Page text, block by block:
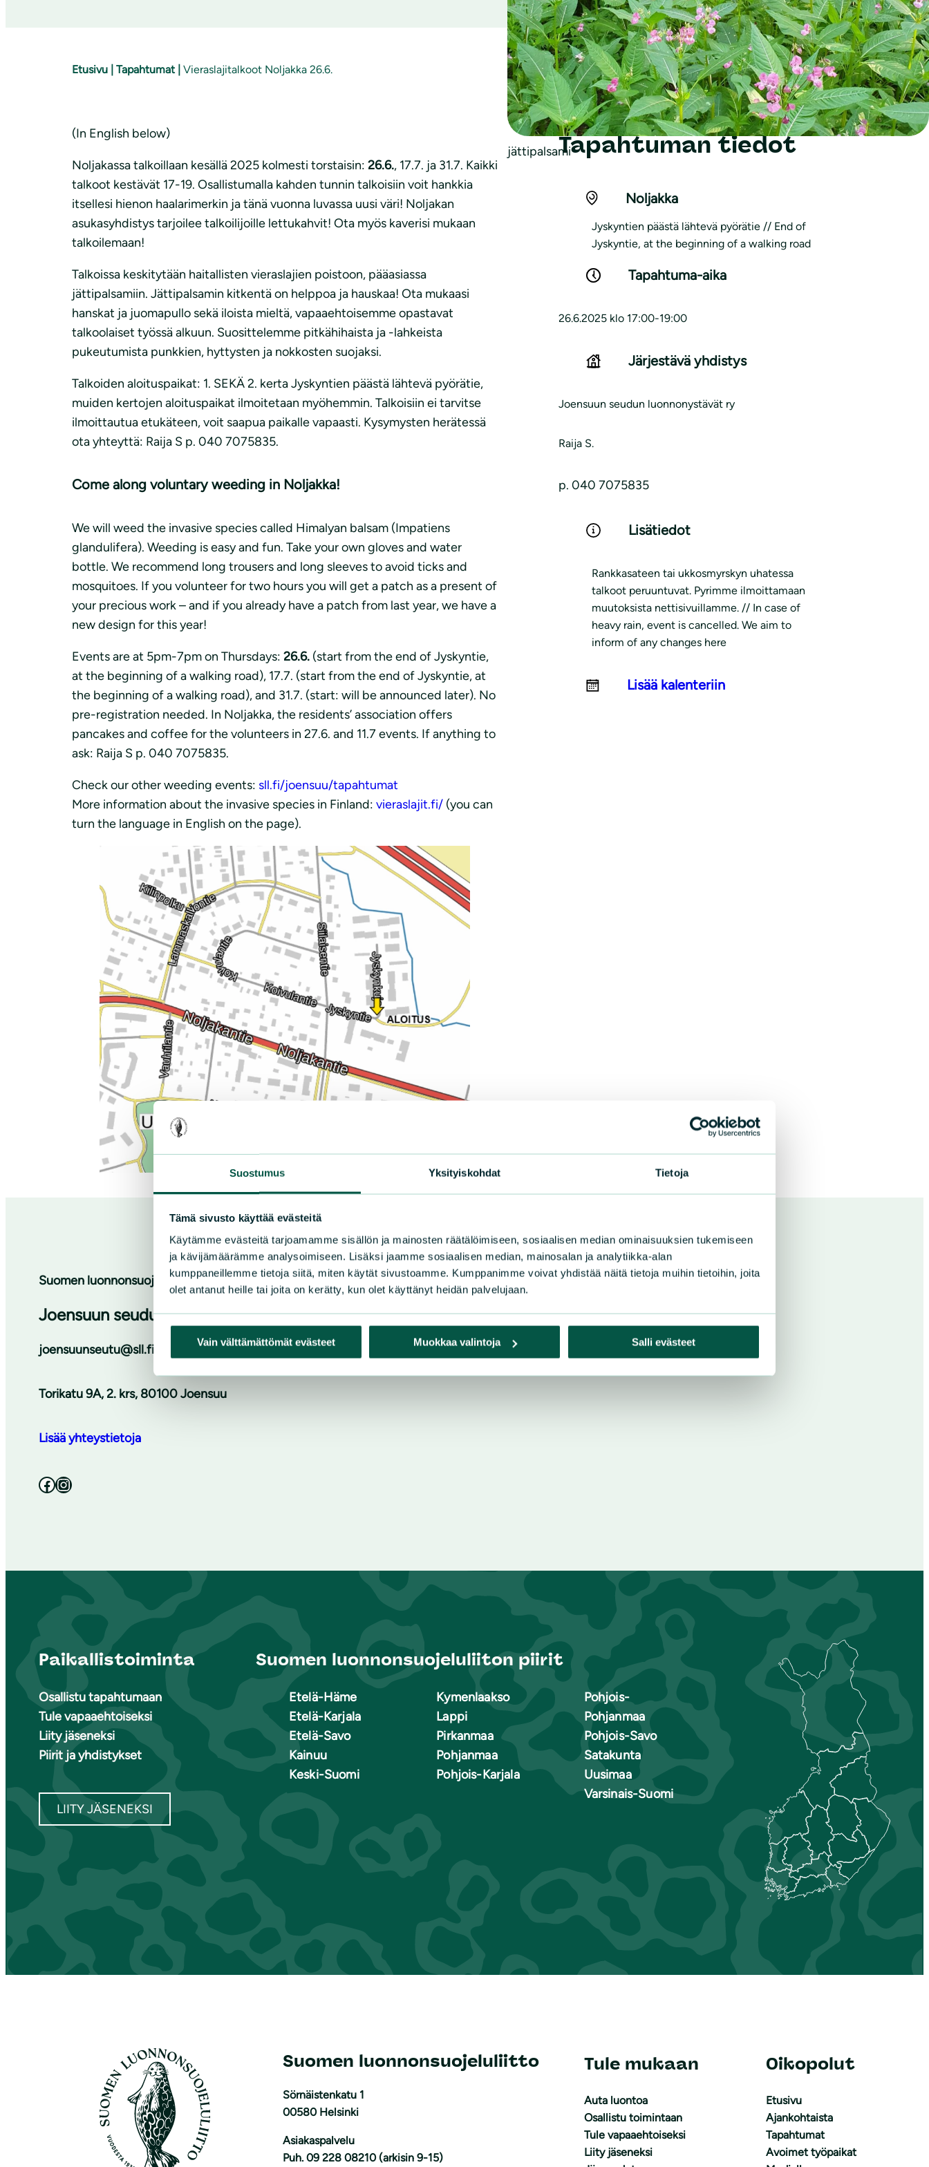
Suostumus Yksityiskohdat Tietoja
Tämä sivusto käyttää evästeitä
Käytämme evästeitä tarjoamamme sisällön ja mainosten räätälöimiseen, sosiaalisen median ominaisuuksien tukemiseen
ja kävijämäärämme analysoimiseen. Lisäksi jaamme sosiaalisen median, mainosalan ja analytiikka-alan
kumppaneillemme tietoja siitä, miten käytät sivustoamme. Kumppanimme voivat yhdistää näitä tietoja muihin tietoihin, joita
olet antanut heille tai joita on kerätty, kun olet käyttänyt heidän palvelujaan.
Vain välttämättömät evästeet Muokkaa valintoja Salli evästeet
jättipalsami
Etusivu Tapahtumat| Vieraslajitalkoot Noljakka 26.6.
(In English below)
Noljakassa talkoillaan kesällä 2025 kolmesti torstaisin: 26.6., 17.7. ja 31.7. Kaikki
talkoot kestävät 17-19. Osallistumalla kahden tunnin talkoisiin voit hankkia
itsellesi hienon haalarimerkin ja tänä vuonna luvassa uusi väri! Noljakan
asukasyhdistys tarjoilee talkoilijoille lettukahvit! Ota myös kaverisi mukaan
talkoilemaan!
Talkoissa keskitytään haitallisten vieraslajien poistoon, pääasiassa
jättipalsamiin. Jättipalsamin kitkentä on helppoa ja hauskaa! Ota mukaasi
hanskat ja juomapullo sekä iloista mieltä, vapaaehtoisemme opastavat
talkoolaiset työssä alkuun. Suosittelemme pitkähihaista ja -lahkeista
pukeutumista punkkien, hyttysten ja nokkosten suojaksi.
Talkoiden aloituspaikat: 1. SEKÄ 2. kerta Jyskyntien päästä lähtevä pyörätie,
muiden kertojen aloituspaikat ilmoitetaan myöhemmin. Talkoisiin ei tarvitse
ilmoittautua etukäteen, voit saapua paikalle vapaasti. Kysymysten herätessä
ota yhteyttä: Raija S p. 040 7075835.
Come along voluntary weeding in Noljakka!
We will weed the invasive species called Himalyan balsam (Impatiens
glandulifera). Weeding is easy and fun. Take your own gloves and water
bottle. We recommend long trousers and long sleeves to avoid ticks and
mosquitoes. If you volunteer for two hours you will get a patch as a present of
your precious work – and if you already have a patch from last year, we have a
new design for this year!
Events are at 5pm-7pm on Thursdays: 26.6. (start from the end of Jyskyntie,
at the beginning of a walking road), 17.7. (start from the end of Jyskyntie, at
the beginning of a walking road), and 31.7. (start: will be announced later). No
pre-registration needed. In Noljakka, the residents’ association offers
pancakes and coffee for the volunteers in 27.6. and 11.7 events. If anything to
ask: Raija S p. 040 7075835.
Check our other weeding events: sll.fi/joensuu/tapahtumat
More information about the invasive species in Finland: vieraslajit.fi/ (you can
turn the language in English on the page).
Tapahtuman tiedot
Noljakka
Jyskyntien päästä lähtevä pyörätie // End of
Jyskyntie, at the beginning of a walking road
Tapahtuma-aika
26.6.2025 klo 17:00-19:00
Järjestävä yhdistys
Joensuun seudun luonnonystävät ry
Raija S.
p. 040 7075835
Lisätiedot
Rankkasateen tai ukkosmyrskyn uhatessa
talkoot peruuntuvat. Pyrimme ilmoittamaan
muutoksista nettisivuillamme. // In case of
heavy rain, event is cancelled. We aim to
inform of any changes here
Lisää kalenteriin
Suomen luonnonsuojeluliiton Pohjois-Karjalan piiri
Joensuun seudun luonnonystävät ry
joensuunseutu@sll.fi
Torikatu 9A, 2. krs, 80100 Joensuu
Lisää yhteystietoja
Facebook Instagram
Paikallistoiminta
Osallistu tapahtumaan
Tule vapaaehtoiseksi
Liity jäseneksi
Piirit ja yhdistykset
LIITY JÄSENEKSI
Suomen luonnonsuojeluliiton piirit
Etelä-Häme
Etelä-Karjala
Etelä-Savo
Kainuu
Keski-Suomi
Kymenlaakso
Lappi
Pirkanmaa
Pohjanmaa
Pohjois-Karjala
Pohjois-
Pohjanmaa
Pohjois-Savo
Satakunta
Uusimaa
Varsinais-Suomi
Suomen luonnonsuojeluliitto
Sörnäistenkatu 1
00580 Helsinki
Asiakaspalvelu
Puh. 09 228 08210 (arkisin 9-15)
Tule mukaan
Auta luontoa
Osallistu toimintaan
Tule vapaaehtoiseksi
Liity jäseneksi
Oikopolut
Etusivu
Ajankohtaista
Tapahtumat
Avoimet työpaikat